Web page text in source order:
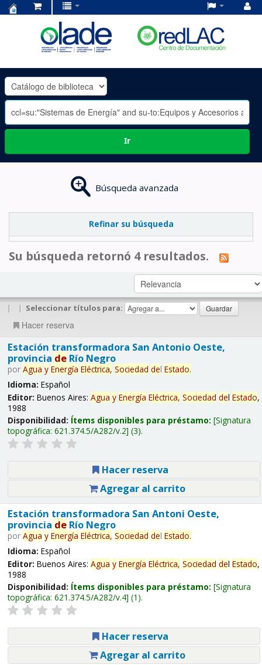
OLADE
-
Ir
Búsqueda avanzada
Refinar su búsqueda
Su búsqueda retornó 4 resultados.
| | Seleccionar títulos para:
Hacer reserva
Estación transformadora San Antonio Oeste,
provincia deRío Negro
por Agua y Energía Eléctrica, Sociedad del Estado.
Idioma: Español
Editor: Buenos Aires: Agua y Energía Eléctrica, Sociedad del Estado,
1988
Disponibilidad: Ítems disponibles para préstamo: Signatura
topográfica: 621.374.5/A282/v.2 (3).
Hacer reserva
Agregar al carrito
Estación transformadora San Antoni Oeste,
provincia deRío Negro
por Agua y Energía Eléctrica, Sociedad del Estado.
Idioma: Español
Editor: Buenos Aires: Agua y Energía Eléctrica, Sociedad del Estado,
1988
Disponibilidad: Ítems disponibles para préstamo: Signatura
topográfica: 621.374.5/A282/v.4 (1).
Hacer reserva
Agregar al carrito